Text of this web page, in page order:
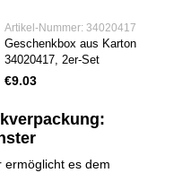
ermöglicht es dem
Artikel-Nummer: 34020417
Geschenkbox aus Karton
34020417, 2er-Set
€9.03